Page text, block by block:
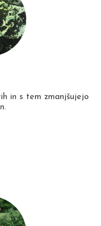
in s tem zmanjšujejo